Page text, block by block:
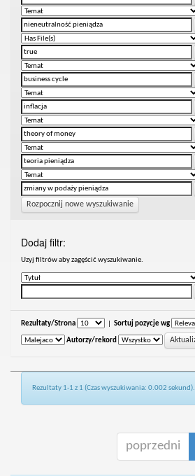
Rozpocznij nowe wyszukiwanie
Dodaj filtr:
Uzyj filtrów aby zagęścić wyszukiwanie.
Rezultaty/Strona Sortuj pozycje wg
Autorzy/rekord
Rezultaty 1-1 z 1 (Czas wyszukiwania: 0.002 sekund).
poprzedni